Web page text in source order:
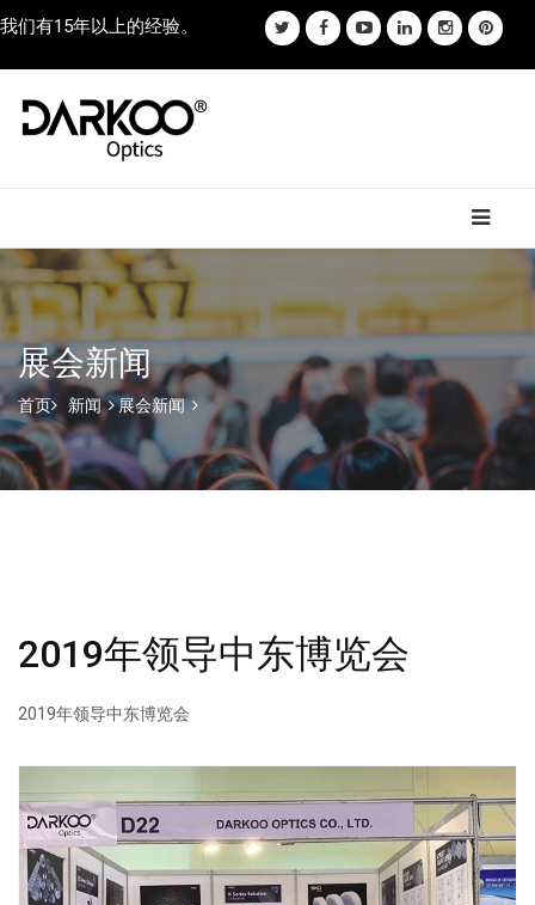
我们有15年以上的经验。
展会新闻
首页 新闻 展会新闻
2019年领导中东博览会
2019年领导中东博览会